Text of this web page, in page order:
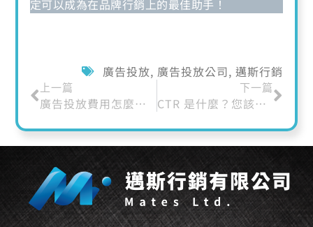
定可以成為在品牌行銷上的最佳助手！
廣告投放, 廣告投放公司,邁斯行銷
上一篇
廣告投放費用怎麼抓？Google、FB、IG廣告投放費用
下一篇
CTR 是什麼？您該如何提升 SEO、廣告與 AI 回答內容的點擊率策略全解析